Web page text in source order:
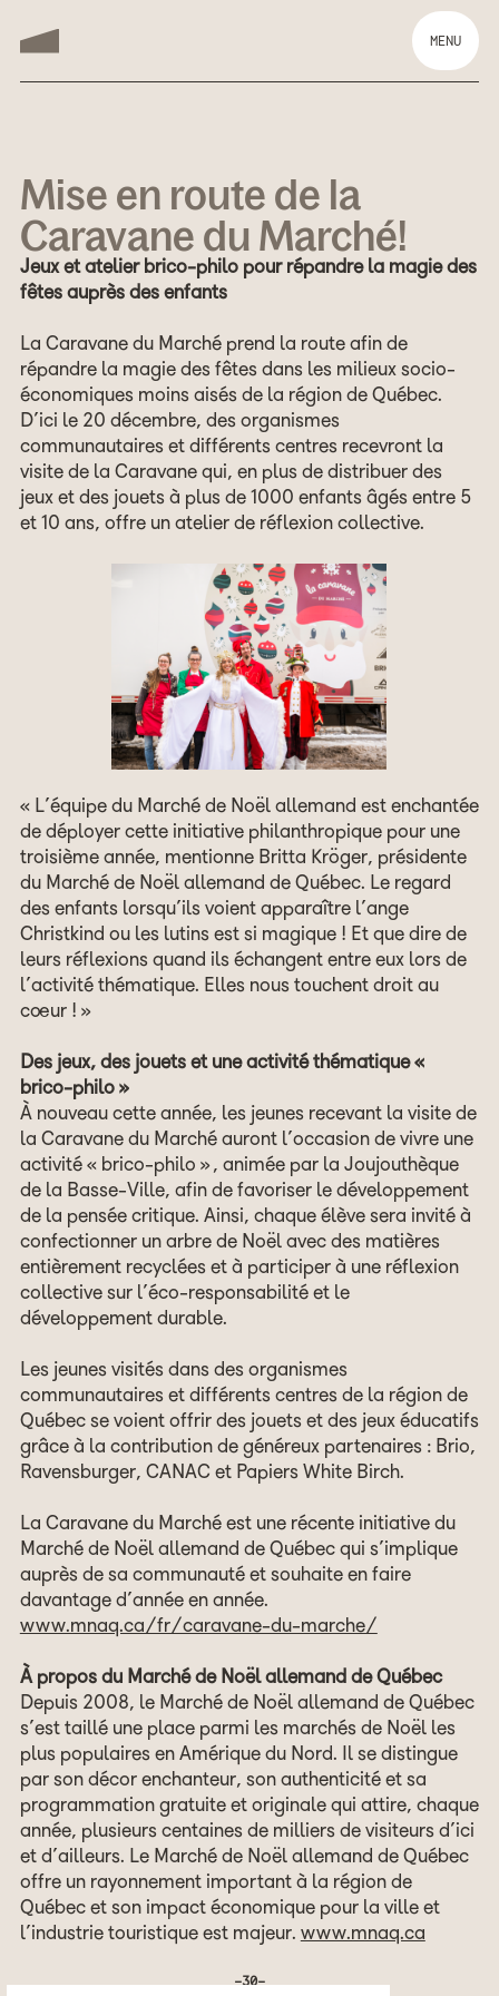
MENU
Mise en route de la
Caravane du Marché!
Jeux et atelier brico-philo pour répandre la magie des
fêtes auprès des enfants
La Caravane du Marché prend la route afin de
répandre la magie des fêtes dans les milieux socio-
économiques moins aisés de la région de Québec.
D’ici le 20 décembre, des organismes
communautaires et différents centres recevront la
visite de la Caravane qui, en plus de distribuer des
jeux et des jouets à plus de 1000 enfants âgés entre 5
et 10 ans, offre un atelier de réflexion collective.
« L’équipe du Marché de Noël allemand est enchantée
de déployer cette initiative philanthropique pour une
troisième année, mentionne Britta Kröger, présidente
du Marché de Noël allemand de Québec. Le regard
des enfants lorsqu’ils voient apparaître l’ange
Christkind ou les lutins est si magique ! Et que dire de
leurs réflexions quand ils échangent entre eux lors de
l’activité thématique. Elles nous touchent droit au
cœur ! »
Des jeux, des jouets et une activité thématique «
brico-philo »
À nouveau cette année, les jeunes recevant la visite de
la Caravane du Marché auront l’occasion de vivre une
activité « brico-philo », animée par la Joujouthèque
de la Basse-Ville, afin de favoriser le développement
de la pensée critique. Ainsi, chaque élève sera invité à
confectionner un arbre de Noël avec des matières
entièrement recyclées et à participer à une réflexion
collective sur l’éco-responsabilité et le
développement durable.
Les jeunes visités dans des organismes
communautaires et différents centres de la région de
Québec se voient offrir des jouets et des jeux éducatifs
grâce à la contribution de généreux partenaires : Brio,
Ravensburger, CANAC et Papiers White Birch.
La Caravane du Marché est une récente initiative du
Marché de Noël allemand de Québec qui s’implique
auprès de sa communauté et souhaite en faire
davantage d’année en année.
www.mnaq.ca/fr/caravane-du-marche/
À propos du Marché de Noël allemand de Québec
Depuis 2008, le Marché de Noël allemand de Québec
s’est taillé une place parmi les marchés de Noël les
plus populaires en Amérique du Nord. Il se distingue
par son décor enchanteur, son authenticité et sa
programmation gratuite et originale qui attire, chaque
année, plusieurs centaines de milliers de visiteurs d’ici
et d’ailleurs. Le Marché de Noël allemand de Québec
offre un rayonnement important à la région de
Québec et son impact économique pour la ville et
l’industrie touristique est majeur. www.mnaq.ca
-30-